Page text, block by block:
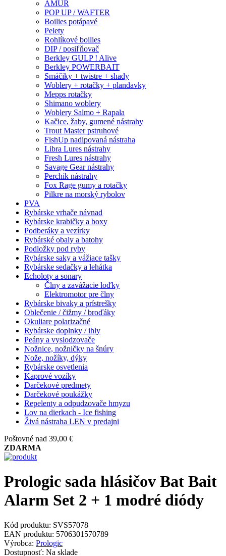
AMUR
POP UP / WAFTER
Boilies potápavé
Pelety
Rohlíkové boilies
DIP / posiľňovač
Berkley GULP ! Alive
Berkley POWERBAIT
Smáčiky + twistre + shady
Woblery + rotačky + plandavky
Mepps rotačky
Shimano woblery
Woblery Salmo + Rapala
Kačice, žaby, gumené nástrahy
Trout Master pstruhové
FishUp nadipovaná nástraha
Libra Lures nástrahy
Fresh Lures nástrahy
Savage Gear nástrahy
Perchik nástrahy
Fox Rage gumy a rotačky
Pilkre na morský rybolov
PVA
Rybárske vrhače návnad
Rybárske krabičky a boxy
Podberáky a vezírky
Rybárské obaly a batohy
Podložky pod ryby
Rybárske saky a vážiace tašky
Rybárske sedačky a lehátka
Echoloty a sonary
Člny a zavážacie loďky
Elektromotor pre člny
Rybárske bivaky a prístrešky
Oblečenie / čižmy / broďáky
Okuliare polarizačné
Rybárske doplnky / ihly
Peány a vyslodzovače
Nožnice, nožničky na šnúry
Nože, nožíky, dýky
Rybárske osvetlenia
Kaprové vozíky
Darčekové predmety
Darčekové poukážky
Repelenty a odpudzovače hmyzu
Lov na dierkach - Ice fishing
Živá nástraha LEN v predajni
Poštovné nad 39,00 €
ZDARMA
Prologic sada hlásičov Bat Bait
Alarm Set 2 + 1 modré diódy
Kód produktu: SVS57078
EAN produktu: 5706301570789
Výrobca: Prologic
Dostupnosť: Na sklade